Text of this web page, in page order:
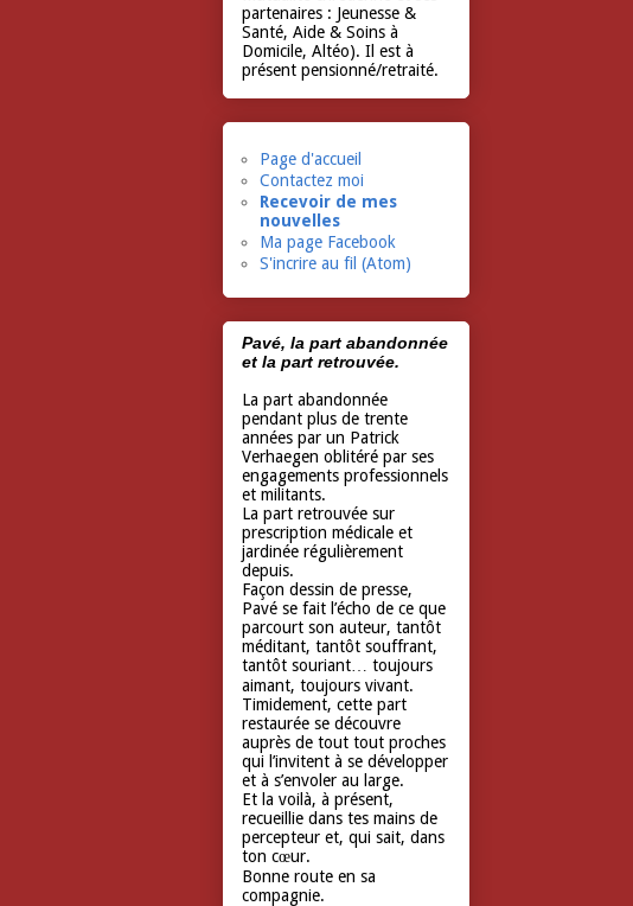
partenaires : Jeunesse &
Santé, Aide & Soins à
Domicile, Altéo). Il est à
présent pensionné/retraité.
Page d'accueil
Contactez moi
Recevoir de mes
nouvelles
Ma page Facebook
S'incrire au fil (Atom)
Pavé, la part abandonnée
et la part retrouvée.
La part abandonnée
pendant plus de trente
années par un Patrick
Verhaegen oblitéré par ses
engagements professionnels
et militants.
La part retrouvée sur
prescription médicale et
jardinée régulièrement
depuis.
Façon dessin de presse,
Pavé se fait l’écho de ce que
parcourt son auteur, tantôt
méditant, tantôt souffrant,
tantôt souriant… toujours
aimant, toujours vivant.
Timidement, cette part
restaurée se découvre
auprès de tout tout proches
qui l’invitent à se développer
et à s’envoler au large.
Et la voilà, à présent,
recueillie dans tes mains de
percepteur et, qui sait, dans
ton cœur.
Bonne route en sa
compagnie.